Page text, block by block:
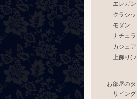
エレガン
クラシッ
モダン
ナチュ
カジュ
上飾り(
お部屋の
リビング